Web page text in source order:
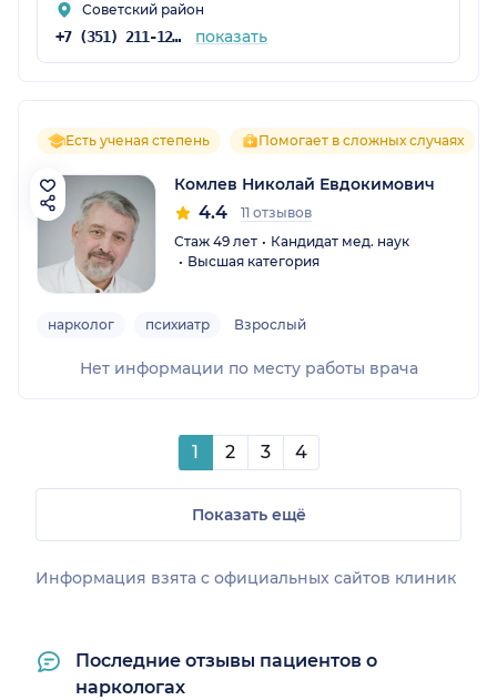
Советский район
+7 (351) 211-12-04 показать
Есть ученая степень Помогает в сложных случаях
Комлев Николай Евдокимович
4.4
11 отзывов
Стаж 49 лет
Кандидат мед. наук
Высшая категория
нарколог психиатр Взрослый
Нет информации по месту работы врача
1 2 3 4
Показать ещё
Информация взята c официальных сайтов клиник
Последние отзывы пациентов о
наркологах